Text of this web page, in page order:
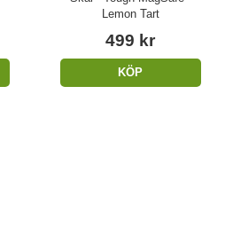
Lemon Tart
499 kr
KÖP